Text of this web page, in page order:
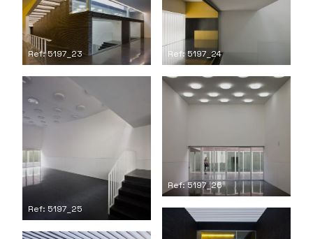
Ref: 5197_23 Ref: 5197_24
Ref: 5197_25
Ref: 5197_26